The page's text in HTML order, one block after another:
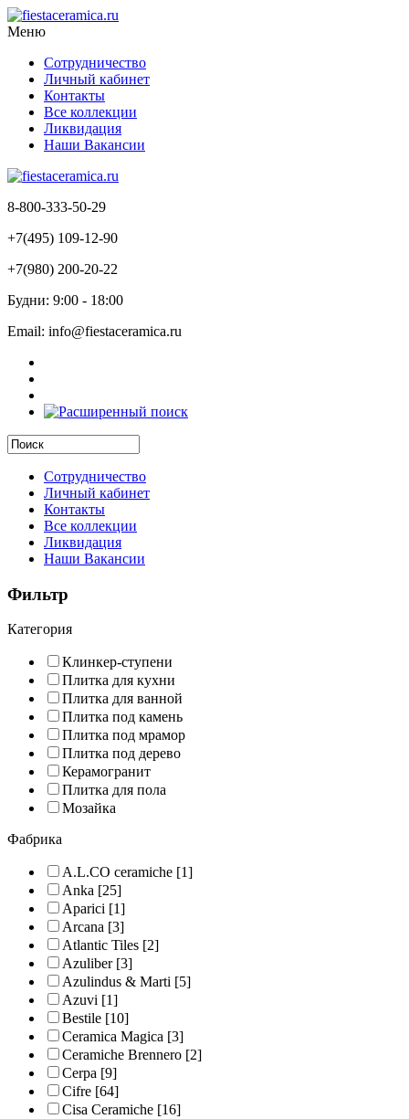
Меню
Сотрудничество
Личный кабинет
Контакты
Все коллекции
Ликвидация
Наши Вакансии
8-800-333-50-29
+7(495) 109-12-90
+7(980) 200-20-22
Будни: 9:00 - 18:00
Email: info@fiestaceramica.ru
Сотрудничество
Личный кабинет
Контакты
Все коллекции
Ликвидация
Наши Вакансии
Фильтр
Категория
Клинкер-ступени
Плитка для кухни
Плитка для ванной
Плитка под камень
Плитка под мрамор
Плитка под дерево
Керамогранит
Плитка для пола
Мозайка
Фабрика
A.L.CO ceramiche [1]
Anka [25]
Aparici [1]
Arcana [3]
Atlantic Tiles [2]
Azuliber[3]
Azulindus & Marti [5]
Azuvi [1]
Bestile [10]
Ceramica Magica [3]
Ceramiche Brennero [2]
Cerpa [9]
Cifre [64]
Cisa Ceramiche [16]